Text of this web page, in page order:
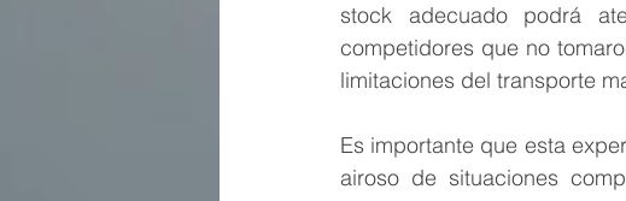
stock adecuado podrá
competidores que no
limitaciones del transporte
Es importante que esta
airoso de situaciones